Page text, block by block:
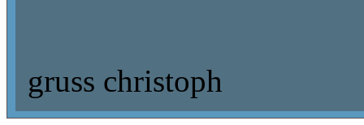
gruss christoph